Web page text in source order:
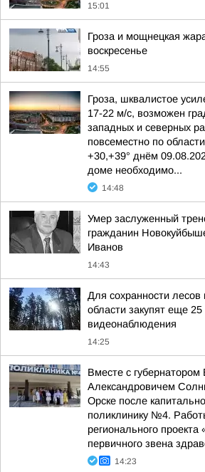
15:01
Гроза и мощнецкая
воскресенье
14:55
Гроза, шквалистое
17-22 м/с, возможен
западных и северных
повсеместно по
+30,+39° днём
доме необходимо...
14:48
Умер заслуженный
гражданин
Иванов
14:43
Для сохранности лесов
области закупят еще 25
видеонаблюдения
14:25
Вместе с губернатором
Александровичем
Орске после
поликлинику №4.
регионального
первичного звена
14:23